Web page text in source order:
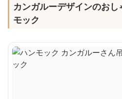
カンガルーデザインのお
モック